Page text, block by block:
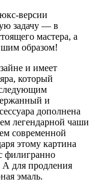
версии
задачу — в
мастера, а
образом!
и имеет
который
и
дополнена
легендарной чаши
современной
этому картина
филигранно
для продления
эмаль.